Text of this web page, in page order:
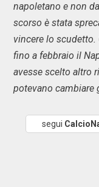
napoletano e non
scorso è stata
vincere lo
fino a febbraio il
avesse scelto altro
potevano cambiare
segui